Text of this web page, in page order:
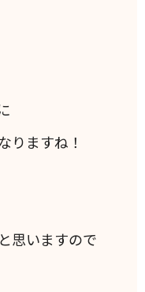
りますね！
思いますので